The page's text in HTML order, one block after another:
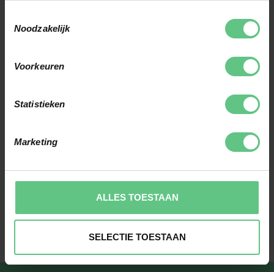
Noodzakelijk
Voorkeuren
Statistieken
Marketing
ALLES TOESTAAN
SELECTIE TOESTAAN
we advies welke
CLUBFITTING